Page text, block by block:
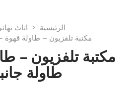
الرئيسية
اثاث
مكتبة تلفزيون – طاولة قهوة
مكتبة تلفزيون –
طاولة